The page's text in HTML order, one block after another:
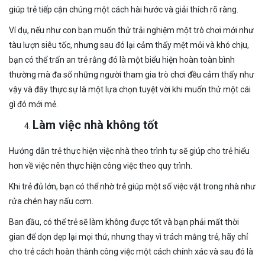
giúp trẻ tiếp cận chúng một cách hài hước và giải thích rõ ràng.
Ví dụ, nếu như con bạn muốn thử trải nghiệm một trò chơi mới như
tàu lượn siêu tốc, nhưng sau đó lại cảm thấy mệt mỏi và khó chịu,
bạn có thể trấn an trẻ rằng đó là một biểu hiện hoàn toàn bình
thường mà đa số những người tham gia trò chơi đều cảm thấy như
vậy và đây thực sự là một lựa chọn tuyệt vời khi muốn thử một cái
gì đó mới mẻ.
Làm việc nhà không tốt
Hướng dẫn trẻ thực hiện việc nhà theo trình tự sẽ giúp cho trẻ hiểu
hơn về việc nên thực hiện công việc theo quy trình.
Khi trẻ đủ lớn, bạn có thể nhờ trẻ giúp một số việc vặt trong nhà như
rửa chén hay nấu cơm.
Ban đầu, có thể trẻ sẽ làm không được tốt và bạn phải mất thời
gian để dọn dẹp lại mọi thứ, nhưng thay vì trách mắng trẻ, hãy chỉ
cho trẻ cách hoàn thành công việc một cách chính xác và sau đó là